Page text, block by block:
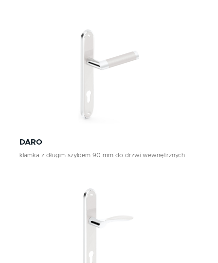
DARO
klamka z długim szyldem 90 mm do drzwi wewnętrznych